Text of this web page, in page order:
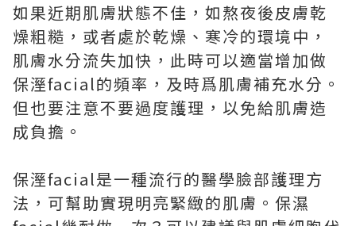
如果近期肌膚狀態不佳，如熬夜後皮膚乾
燥粗糙，或者處於乾燥、寒冷的環境中，
肌膚水分流失加快，此時可以適當增加做
保溼facial的頻率，及時爲肌膚補充水分。
但也要注意不要過度護理，以免給肌膚造
成負擔。
保溼facial是一種流行的醫學臉部護理方
法，可幫助實現明亮緊緻的肌膚。保濕